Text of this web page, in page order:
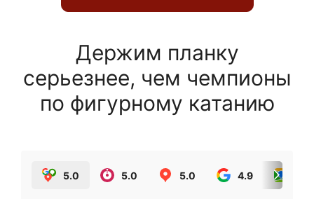
Держим планку
серьезнее, чем чемпионы
по фигурному катанию
5.0 5.0 5.0 4.9